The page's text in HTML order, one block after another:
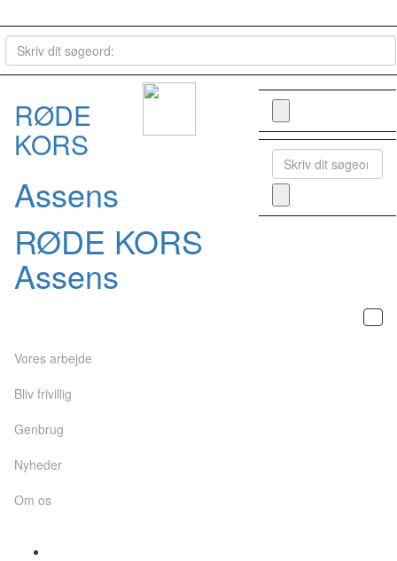
RØDE
KORS
Assens
RØDE KORS
Assens
Vores arbejde
Bliv frivillig
Genbrug
Nyheder
Om os